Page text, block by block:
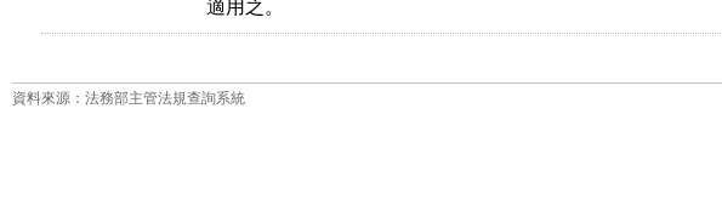
適用之。
資料來源：法務部主管法規查詢系統